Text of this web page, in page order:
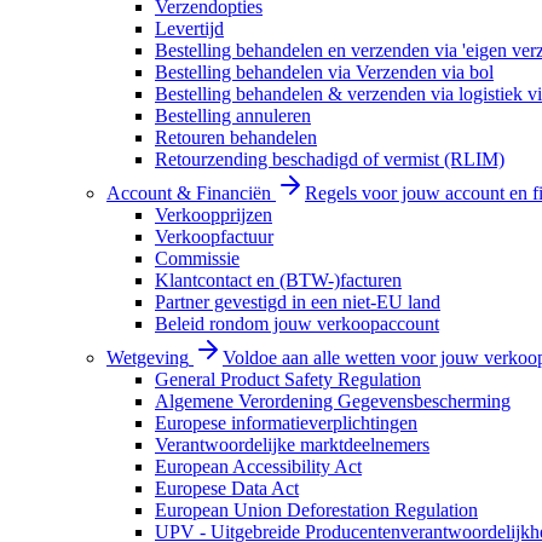
Verzendopties
Levertijd
Bestelling behandelen en verzenden via 'eigen
Bestelling behandelen via Verzenden via bol
Bestelling behandelen & verzenden via logistiek
Bestelling annuleren
Retouren behandelen
Retourzending beschadigd of vermist (RLIM)
Account & Financiën
Regels voor jouw account en
Verkoopprijzen
Verkoopfactuur
Commissie
Klantcontact en (BTW-)facturen
Partner gevestigd in een niet-EU land
Beleid rondom jouw verkoopaccount
Wetgeving
Voldoe aan alle wetten voor jouw
General Product Safety Regulation
Algemene Verordening Gegevensbescherming
Europese informatieverplichtingen
Verantwoordelijke marktdeelnemers
European Accessibility Act
Europese Data Act
European Union Deforestation Regulation
UPV - Uitgebreide